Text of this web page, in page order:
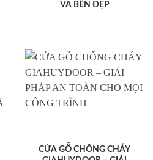
VÀ BỀN ĐẸP
CỬA GỖ CHỐNG CHÁY